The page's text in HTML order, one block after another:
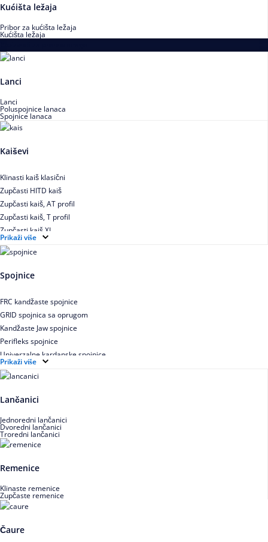
Kućišta ležaja
Pribor za kućišta ležaja
Kućišta ležaja
Lanci
Lanci
Poluspojnice lanaca
Spojnice lanaca
Kaiševi
Klinasti kaiš klasični
Zupčasti HITD kaiš
Zupčasti kaiš, AT profil
Zupčasti kaiš, T profil
Zupčasti kaiš XL
Zupčasti STD kaiš
Uskoprofilno klinasto remenje
Uskoprofilno klinasto remenje spojeno
Uskoprofilno klinasto remenje XP extra power
Višekanalno remenje PJ,PK
Prikaži više
Spojnice
FRC kandžaste spojnice
GRID spojnica sa oprugom
Kandžaste Jaw spojnice
Perifleks spojnice
Univerzalne kardanske spojnice
Zupčaste spojnice
Prikaži više
Lančanici
Jednoredni lančanici
Dvoredni lančanici
Troredni lančanici
Remenice
Klinaste remenice
Zupčaste remenice
Čaure